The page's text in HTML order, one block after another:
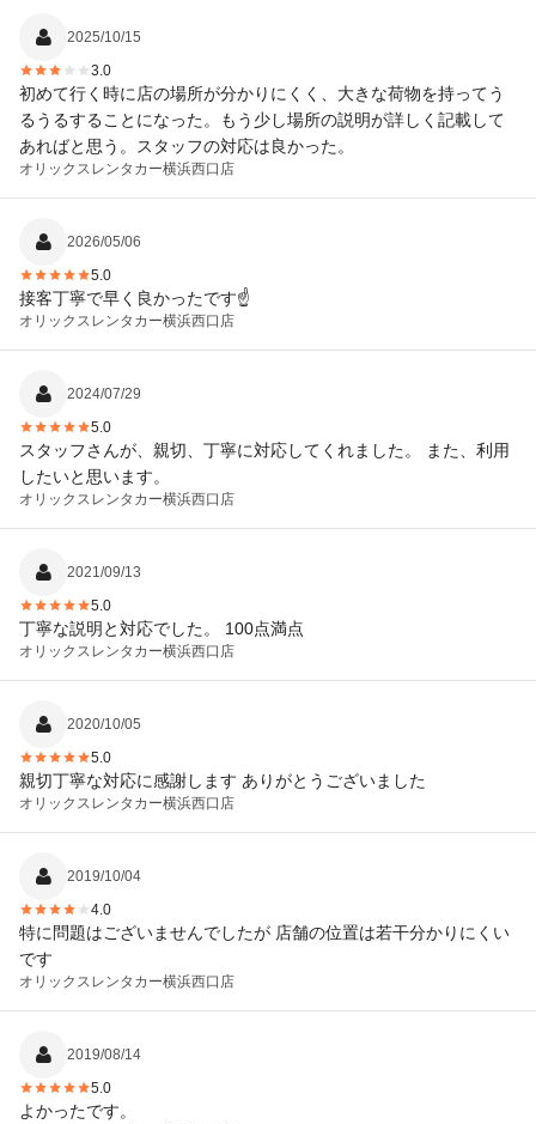
2025/10/15
3.0
初めて行く時に店の場所が分かりにくく、大きな荷物を持ってう
るうるすることになった。もう少し場所の説明が詳しく記載して
あればと思う。スタッフの対応は良かった。
オリックスレンタカー横浜西口店
2026/05/06
5.0
接客丁寧で早く良かったです☝️
オリックスレンタカー横浜西口店
2024/07/29
5.0
スタッフさんが、親切、丁寧に対応してくれました。 また、利用
したいと思います。
オリックスレンタカー横浜西口店
2021/09/13
5.0
丁寧な説明と対応でした。 100点満点
オリックスレンタカー横浜西口店
2020/10/05
5.0
親切丁寧な対応に感謝します ありがとうございました
オリックスレンタカー横浜西口店
2019/10/04
4.0
特に問題はございませんでしたが 店舗の位置は若干分かりにくい
です
オリックスレンタカー横浜西口店
2019/08/14
5.0
よかったです。